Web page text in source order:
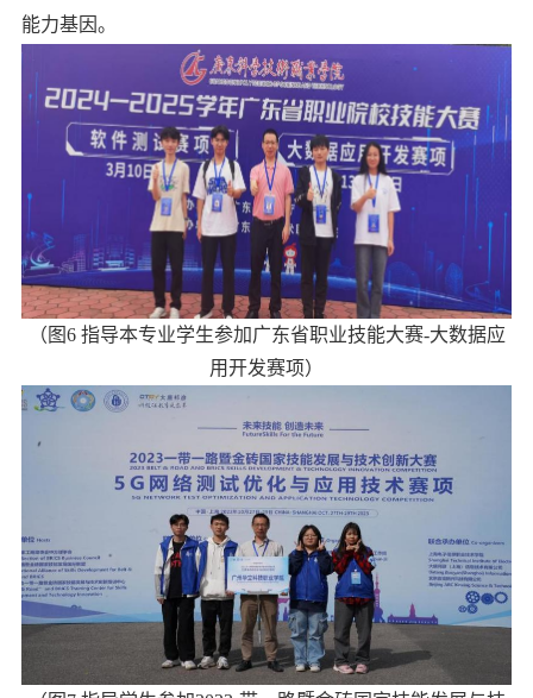
能力基因。
（图6 指导本专业学生参加广东省职业技能大赛-大数据应
用开发赛项）